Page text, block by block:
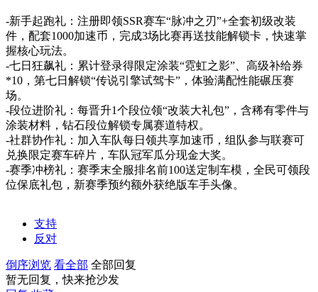
-新手起跑礼：注册即领SSR赛车“脉冲之刃”+全套初级改装
件，配套1000加速币，完成3场比赛再送技能解锁卡，快速掌
握核心玩法。
-七日狂飙礼：累计登录得限定涂装“霓虹之影”、高级补给券
*10，第七日解锁“传说引擎试驾卡”，体验满配性能碾压赛
场。
-段位进阶礼：每晋升1个段位领“改装大礼包”，含稀有零件与
涂装材料，钻石段位解锁专属赛道特权。
-社群协作礼：加入车队每日领共享加速币，组队参与联赛可
兑换限定赛车碎片，车队冠军瓜分现金大奖。
-赛季冲榜礼：赛季末全服排名前100送定制车模，全民可领段
位保底礼包，新赛季预约额外获绝版车手头像。
支持
反对
倒序浏览 看全部 全部回复
暂无回复，快来抢沙发